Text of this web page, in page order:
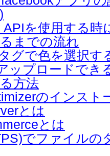
APIを使用する時
までの流れ
グで色を選択す
ップロードでき
方法
のインスト
とは
とは
でファイルの